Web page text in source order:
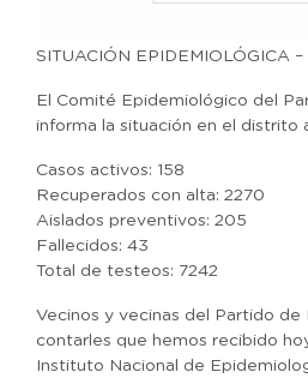
SITUACIÓN EPIDEMIOLÓGICA
El Comité Epidemiológico del
informa la situación en el distrito
Casos activos: 158
Recuperados con alta: 2270
Aislados preventivos: 205
Fallecidos: 43
Total de testeos: 7242
Vecinos y vecinas del Partido de
contarles que hemos recibido
Instituto Nacional de